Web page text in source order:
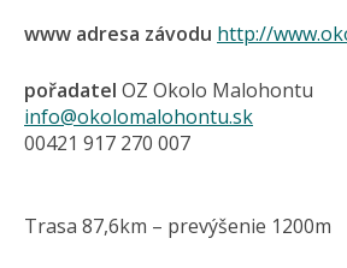
www adresa závodu http://
pořadatel OZ Okolo Malohontu
info@okolomalohontu.sk
00421 917 270 007
Trasa 87,6km – prevýšenie 1200m